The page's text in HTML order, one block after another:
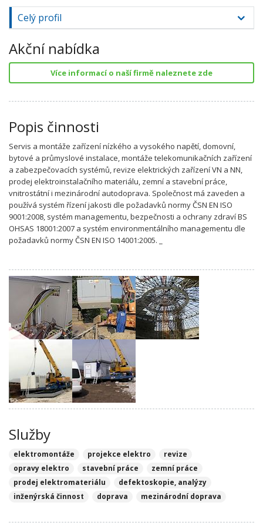
Celý profil
Akční nabídka
Více informací o naší firmě naleznete zde
Popis činnosti
Servis a montáže zařízení nízkého a vysokého napětí, domovní,
bytové a průmyslové instalace, montáže telekomunikačních zařízení
a zabezpečovacích systémů, revize elektrických zařízení VN a NN,
prodej elektroinstalačního materiálu, zemní a stavební práce,
vnitrostátní i mezinárodní autodoprava. Společnost má zaveden a
používá systém řízení jakosti dle požadavků normy ČSN EN ISO
9001:2008, systém managementu, bezpečnosti a ochrany zdraví BS
OHSAS 18001:2007 a systém environmentálního managementu dle
požadavků normy ČSN EN ISO 14001:2005. _
Služby
elektromontáže projekce elektro
revize
opravy elektro
stavební práce
zemní práce
prodej elektromateriálu
defektoskopie, analýzy
inženýrská činnost
doprava mezinárodní doprava